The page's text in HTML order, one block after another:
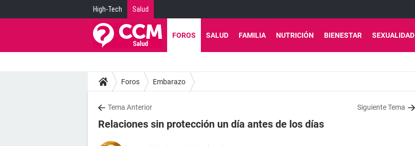
High-Tech Salud
FOROS SALUD FAMILIA NUTRICIÓN BIENESTAR SEXUALIDAD
Foros Embarazo
Tema Anterior Siguiente Tema
Relaciones sin protección un día antes de los días